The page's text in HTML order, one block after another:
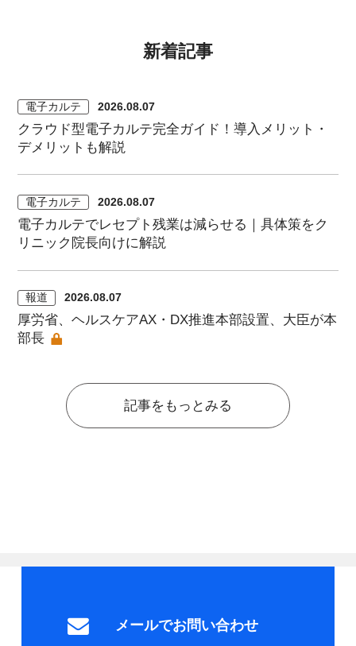
新着記事
電子カルテ 2026.08.07
クラウド型電子カルテ完全ガイド！導入メリット・
デメリットも解説
電子カルテ 2026.08.07
電子カルテでレセプト残業は減らせる｜具体策をク
リニック院長向けに解説
報道 2026.08.07
厚労省、ヘルスケアAX・DX推進本部設置、大臣が本
部長
記事をもっとみる
メールでお問い合わせ